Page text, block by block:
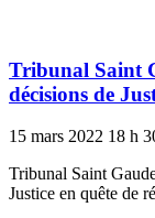
Tribunal Saint
décisions de
15 mars 2022 18 h
Tribunal Saint
Justice en quête de